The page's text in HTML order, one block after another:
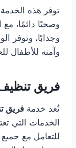
توفر هذه الخدمة
وصحيًا دائمًا،
وجذابًا، وتوفر
وآمنة للأطفال
فريق
تُعد خدمة فريق
الخدمات التي
للتعامل مع